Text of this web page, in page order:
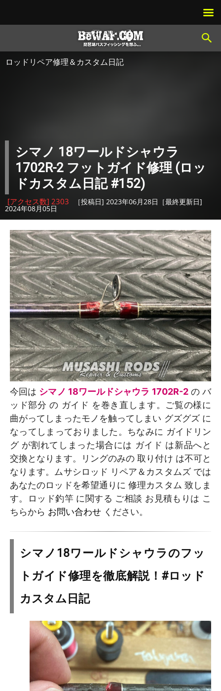
ロッドリペア修理＆カスタム日記
シマノ 18ワールドシャウラ
1702R-2 フットガイド修理 (ロッ
ドカスタム日記 #152)
[アクセス数] 2303 ［投稿日] 2023年06月28日［最終更新日]
2024年08月05日
今回は シマノ 18ワールドシャウラ 1702R-2の バ
ッド部分 の ガイド を巻き直します。ご覧の様に
曲がってしまったモノを触ってしまい グズグズ に
なってしまっておりました。ちなみに ガイドリン
グ が割れてしまった場合には ガイド は新品へと
交換となります。リングのみの 取り付け は不可と
なります。ムサシロッド リペア＆カスタムズ では
あなたのロッドを希望通りに 修理カスタム 致しま
す。ロッド釣竿 に関する ご相談 お見積もりは こ
ちらから お問い合わせ ください。
シマノ18ワールドシャウラのフッ
トガイド修理を徹底解説！#ロッド
カスタム日記